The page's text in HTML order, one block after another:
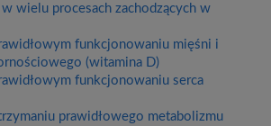
w wielu procesach zachodzących w
funkcjonowaniu mięśni i
(witamina D)
funkcjonowaniu serca
prawidłowego metabolizmu